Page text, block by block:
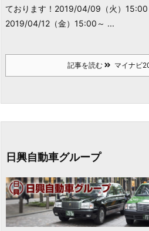
ております！ 2019/04/09（火）15:00
2019/04/12（金）15:00～ ...
記事を読む マイナビ
日興自動車グループ